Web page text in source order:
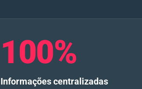
100%
Informações centralizadas